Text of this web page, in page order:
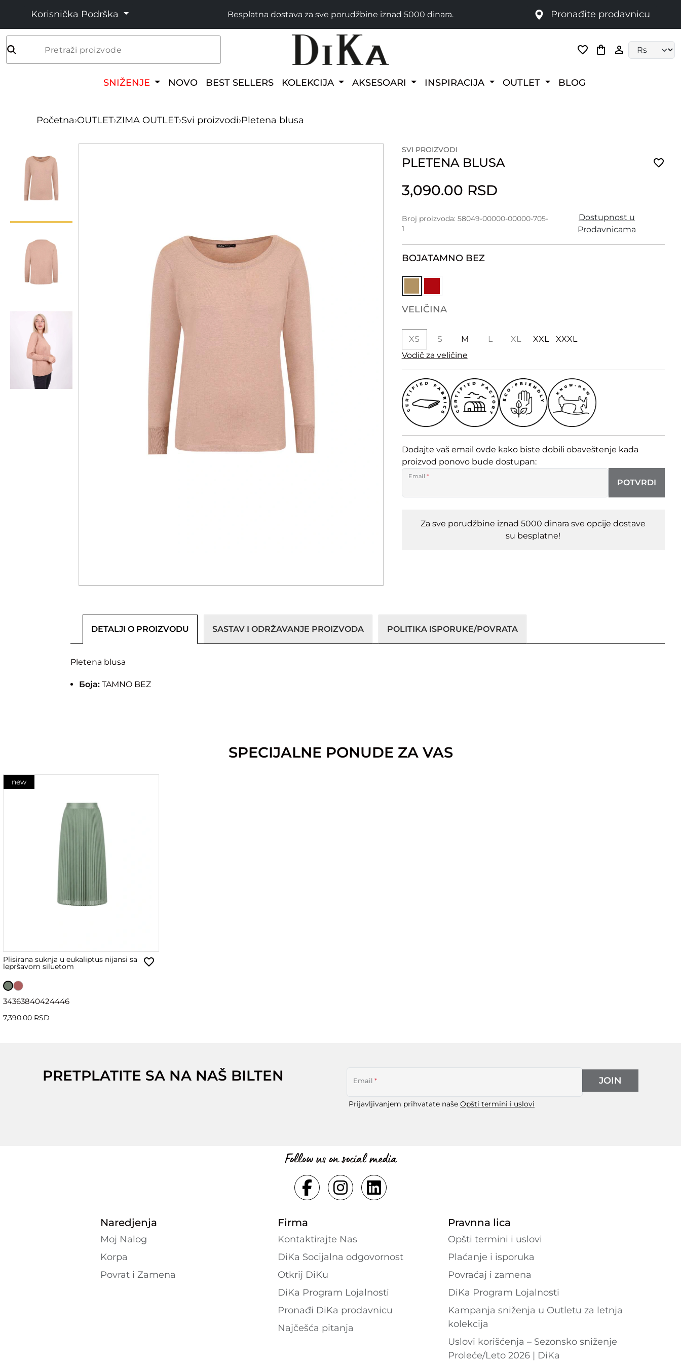
Korisnička Podrška Besplatna dostava za sve porudžbine iznad 5000 dinara. Pronađite prodavnicu
Pretraži proizvode
SNIŽENJE NOVO BEST SELLERS KOLEKCIJA AKSESOARI INSPIRACIJA OUTLET BLOG
Početna›OUTLET›ZIMA OUTLET›Svi proizvodi›Pletena blusa
SVI PROIZVODI
PLETENA BLUSA
3,090.00 RSD
Broj proizvoda: 58049-00000-00000-705-
1
Dostupnost u
Prodavnicama
BOJATAMNO BEZ
VELIČINA
XS S M L XL XXL
XXXL
Vodič za veličine
Dodajte vaš email ovde kako biste dobili obaveštenje kada
proizvod ponovo bude dostupan:
Email *
POTVRDI
Za sve porudžbine iznad 5000 dinara sve opcije dostave
su besplatne!
DETALJI O PROIZVODU SASTAV I ODRŽAVANJE PROIZVODA POLITIKA ISPORUKE/POVRATA
Pletena blusa
Боја: TAMNO BEZ
SPECIJALNE PONUDE ZA VAS
new
Plisirana suknja u eukaliptus nijansi sa
lepršavom siluetom
34363840424446
7,390.00 RSD
PRETPLATITE SA NA NAŠ BILTEN Email *
Prijavljivanjem prihvatate naše Opšti termini i uslovi
JOIN
Follow us on social media
Naredjenja
Moj Nalog
Korpa
Povrat i Zamena
Firma
Kontaktirajte Nas
DiKa Socijalna odgovornost
Otkrij DiKu
DiKa Program Lojalnosti
Pronađi DiKa prodavnicu
Najčešća pitanja
Pravnna lica
Opšti termini i uslovi
Plaćanje i isporuka
Povraćaj i zamena
DiKa Program Lojalnosti
Kampanja sniženja u Outletu za letnja
kolekcija
Uslovi korišćenja – Sezonsko sniženje
Proleće/Leto 2026 | DiKa